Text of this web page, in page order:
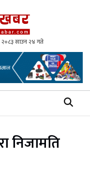
साउन २४ गते
निजामति